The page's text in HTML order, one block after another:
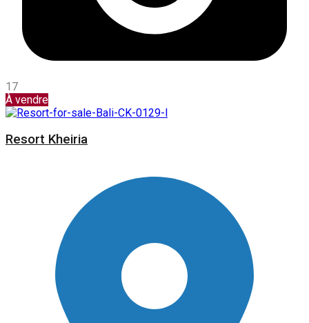
17
À vendre
Resort Kheiria